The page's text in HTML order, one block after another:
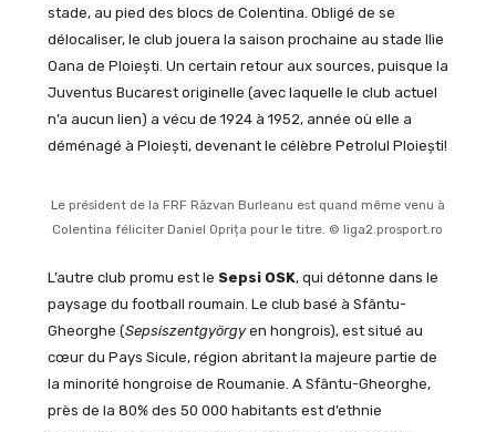
stade, au pied des blocs de Colentina. Obligé de se
délocaliser, le club jouera la saison prochaine au stade Ilie
Oana de Ploiești. Un certain retour aux sources, puisque la
Juventus Bucarest originelle (avec laquelle le club actuel
n’a aucun lien) a vécu de 1924 à 1952, année où elle a
déménagé à Ploiești, devenant le célèbre Petrolul Ploiești!
Le président de la FRF Răzvan Burleanu est quand même venu à
Colentina féliciter Daniel Oprița pour le titre. © liga2.prosport.ro
L’autre club promu est le Sepsi OSK, qui détonne dans le
paysage du football roumain. Le club basé à Sfântu-
Gheorghe (Sepsiszentgyörgyen hongrois), est situé au
cœur du Pays Sicule, région abritant la majeure partie de
la minorité hongroise de Roumanie. A Sfântu-Gheorghe,
près de la 80% des 50 000 habitants est d’ethnie